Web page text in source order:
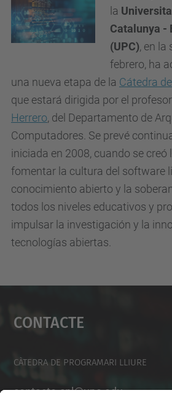
la
Catalunya -
(UPC), en la
febrero, ha
una nueva etapa de la Cátedra
que estará dirigida por el profesor
Herrero, del Departamento de
Computadores. Se prevé
iniciada en 2008, cuando se creó
fomentar la cultura del software
conocimiento abierto y la
todos los niveles educativos y
impulsar la investigación y la
tecnologías abiertas.
Contacte
Càtedra De Programari Lliure